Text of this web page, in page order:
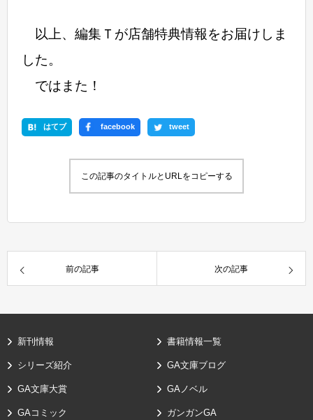
以上、編集Ｔが店舗特典情報をお届けしま
した。
ではまた！
はてブ facebook tweet
この記事のタイトルとURLをコピーする
前の記事 次の記事
新刊情報 書籍情報一覧
シリーズ紹介 GA文庫ブログ
GA文庫大賞 GAノベル
GAコミック ガンガンGA